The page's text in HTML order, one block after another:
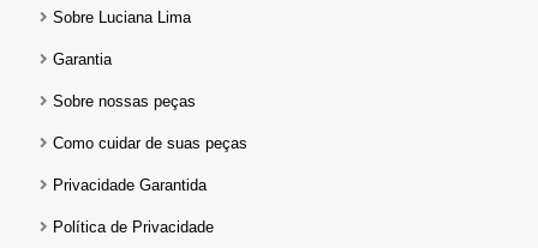
Sobre Luciana Lima
Garantia
Sobre nossas peças
Como cuidar de suas peças
Privacidade Garantida
Política de Privacidade